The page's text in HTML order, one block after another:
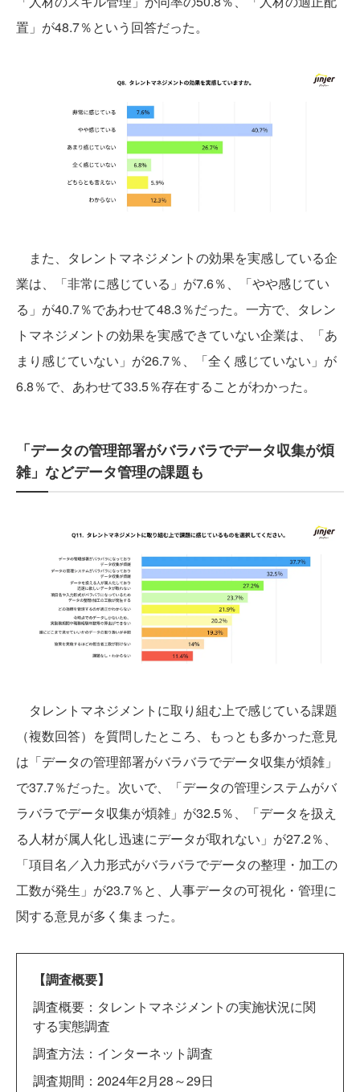
置」が48.7％という回答だった。
また、タレントマネジメントの効果を実感している企
業は、「非常に感じている」が7.6％、「やや感じてい
る」が40.7％であわせて48.3％だった。一方で、タレン
トマネジメントの効果を実感できていない企業は、「あ
まり感じていない」が26.7％、「全く感じていない」が
6.8％で、あわせて33.5％存在することがわかった。
「データの管理部署がバラバラでデータ収集が煩
雑」などデータ管理の課題も
タレントマネジメントに取り組む上で感じている課題
（複数回答）を質問したところ、もっとも多かった意見
は「データの管理部署がバラバラでデータ収集が煩雑」
で37.7％だった。次いで、「データの管理システムがバ
ラバラでデータ収集が煩雑」が32.5％、「データを扱え
る人材が属人化し迅速にデータが取れない」が27.2％、
「項目名／入力形式がバラバラでデータの整理・加工の
工数が発生」が23.7％と、人事データの可視化・管理に
関する意見が多く集まった。
【調査概要】
調査概要：タレントマネジメントの実施状況に関
する実態調査
調査方法：インターネット調査
調査期間：2024年2月28～29日